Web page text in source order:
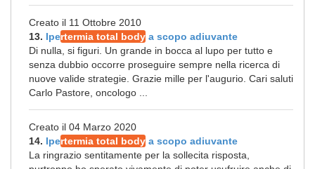
Creato il 11 Ottobre 2010
13. Ipertermia total body a scopo adiuvante
Di nulla, si figuri. Un grande in bocca al lupo per tutto e
senza dubbio occorre proseguire sempre nella ricerca di
nuove valide strategie. Grazie mille per l'augurio. Cari saluti
Carlo Pastore, oncologo ...
Creato il 04 Marzo 2020
14. Ipertermia total body a scopo adiuvante
La ringrazio sentitamente per la sollecita risposta,